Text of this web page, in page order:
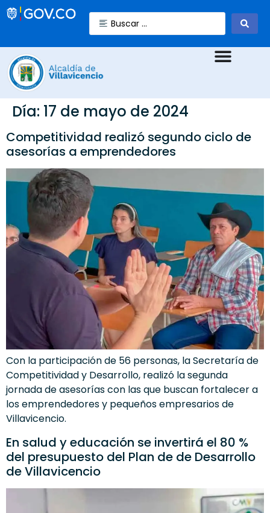
Día: 17 de mayo de 2024
Competitividad realizó segundo ciclo de
asesorías a emprendedores
Con la participación de 56 personas, la Secretaría de
Competitividad y Desarrollo, realizó la segunda
jornada de asesorías con las que buscan fortalecer a
los emprendedores y pequeños empresarios de
Villavicencio.
En salud y educación se invertirá el 80 %
del presupuesto del Plan de de Desarrollo
de Villavicencio